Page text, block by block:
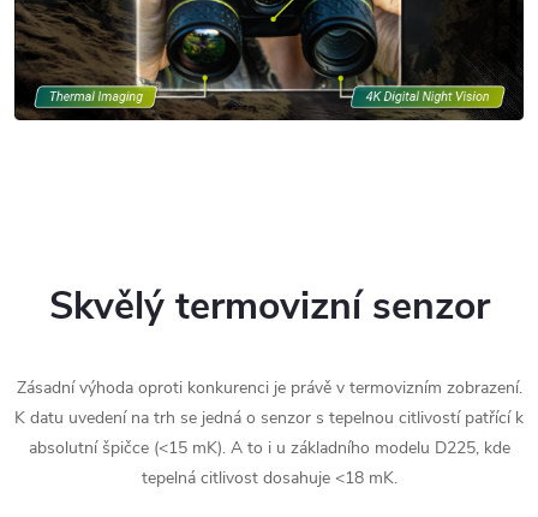
Skvělý termovizní senzor
Zásadní výhoda oproti konkurenci je právě v termovizním zobrazení.
K datu uvedení na trh se jedná o senzor s tepelnou citlivostí patřící k
absolutní špičce (<15 mK). A to i u základního modelu D225, kde
tepelná citlivost dosahuje <18 mK.